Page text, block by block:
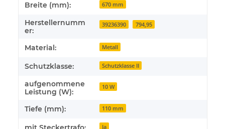
Breite (mm): 670 mm
Herstellernumm
er:
39236390 794,95
Material: Metall
Schutzklasse: Schutzklasse II
aufgenommene
Leistung (W):
10 W
Tiefe (mm): 110 mm
Ja